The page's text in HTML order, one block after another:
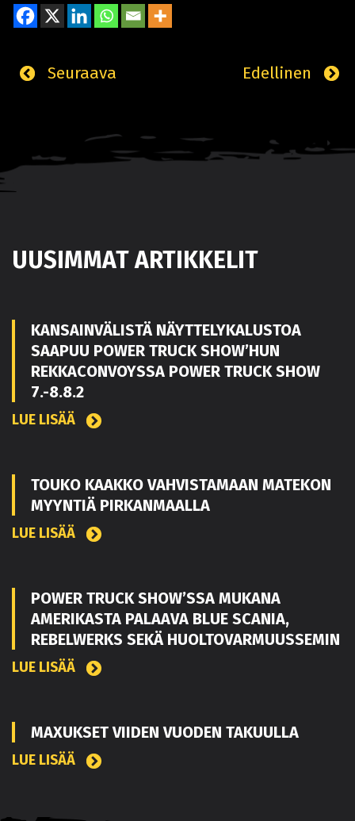
Edellinen
Seuraava
UUSIMMAT ARTIKKELIT
KANSAINVÄLISTÄ NÄYTTELYKALUSTOA
SAAPUU POWER TRUCK SHOW’HUN
REKKACONVOYSSA POWER TRUCK SHOW
7.-8.8.2
LUE LISÄÄ
TOUKO KAAKKO VAHVISTAMAAN MATEKON
MYYNTIÄ PIRKANMAALLA
LUE LISÄÄ
POWER TRUCK SHOW’SSA MUKANA
AMERIKASTA PALAAVA BLUE SCANIA,
REBELWERKS SEKÄ HUOLTOVARMUUSSEMIN
LUE LISÄÄ
MAXUKSET VIIDEN VUODEN TAKUULLA
LUE LISÄÄ